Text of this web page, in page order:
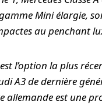
Mini élargie,
au penchant
l’option la plus
A3 de dernière
allemande est une